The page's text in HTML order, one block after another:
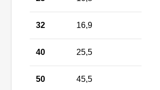
32 16,9
40 25,5
50 45,5